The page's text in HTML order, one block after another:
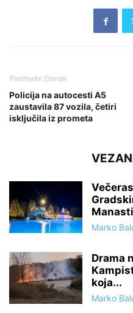
Prethodni članak
Policija na autocesti A5
zaustavila 87 vozila, četiri
isključila iz prometa
Marko
Drama
koja...
Marko